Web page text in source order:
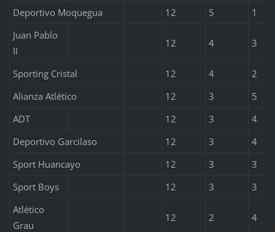
Deportivo Moquegua
12 5
1
Juan Pablo
II
12 4 3
Sporting Cristal 12 4
2
Alianza Atlético
12 3
5
ADT
12 3
4
Deportivo Garcilaso
12 3
4
Sport Huancayo
12 3
3
Sport Boys
12 3
3
Atlético
Grau
12 2 4